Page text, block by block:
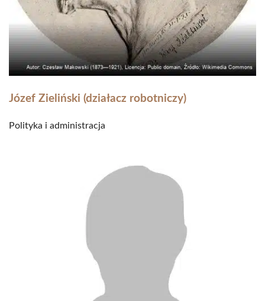
Józef Zieliński (działacz robotniczy)
Polityka i administracja